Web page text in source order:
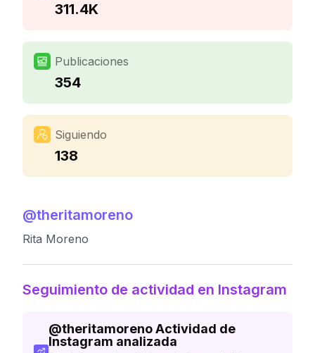
311.4K
Publicaciones
354
Siguiendo
138
@theritamoreno
Rita Moreno
Seguimiento de actividad en Instagram
@theritamorenoActividad de
Instagram analizada